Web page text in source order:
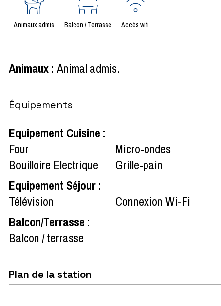
Animaux admis Balcon / Terrasse Accès wifi
Animaux: Animal admis
Équipements
Equipement Cuisine :
Four
Micro-ondes
Bouilloire Electrique
Grille-pain
Equipement Séjour:
Télévision
Connexion Wi-Fi
Balcon/Terrasse :
Balcon / terrasse
Plan de la station